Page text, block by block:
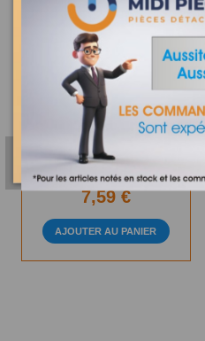
En Stock
FOURREAU D'AXE
MAGIMIX CUISINE
SYSTEME 4200 104990S
7,59 €
AJOUTER AU PANIER